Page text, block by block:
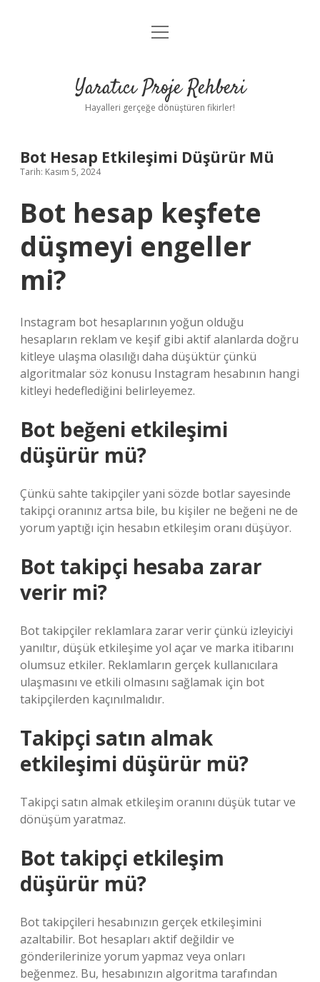
Anasayfa
Yasal Uyarı
menüyü
Yaratıcı Proje Rehberi
Hayalleri gerçeğe dönüştüren fikirler!
Bot Hesap Etkileşimi Düşürür Mü
Tarih: Kasım 5, 2024
Bot hesap keşfete
düşmeyi engeller
mi?
Instagram bot hesaplarının yoğun olduğu
hesapların reklam ve keşif gibi aktif alanlarda doğru
kitleye ulaşma olasılığı daha düşüktür çünkü
algoritmalar söz konusu Instagram hesabının hangi
kitleyi hedeflediğini belirleyemez.
Bot beğeni etkileşimi
düşürür mü?
Çünkü sahte takipçiler yani sözde botlar sayesinde
takipçi oranınız artsa bile, bu kişiler ne beğeni ne de
yorum yaptığı için hesabın etkileşim oranı düşüyor.
Bot takipçi hesaba zarar
verir mi?
Bot takipçiler reklamlara zarar verir çünkü izleyiciyi
yanıltır, düşük etkileşime yol açar ve marka itibarını
olumsuz etkiler. Reklamların gerçek kullanıcılara
ulaşmasını ve etkili olmasını sağlamak için bot
takipçilerden kaçınılmalıdır.
Takipçi satın almak
etkileşimi düşürür mü?
Takipçi satın almak etkileşim oranını düşük tutar ve
dönüşüm yaratmaz.
Bot takipçi etkileşim
düşürür mü?
Bot takipçileri hesabınızın gerçek etkileşimini
azaltabilir. Bot hesapları aktif değildir ve
gönderilerinize yorum yapmaz veya onları
beğenmez. Bu, hesabınızın algoritma tarafından